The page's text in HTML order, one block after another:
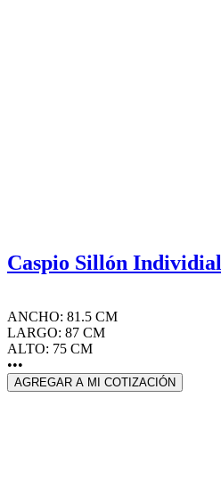
Caspio Sillón Individial
ANCHO: 81.5 CM
LARGO: 87 CM
ALTO: 75 CM
•••
AGREGAR A MI COTIZACIÓN